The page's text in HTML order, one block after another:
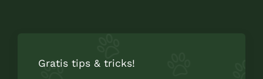
Gratis tips & tricks!